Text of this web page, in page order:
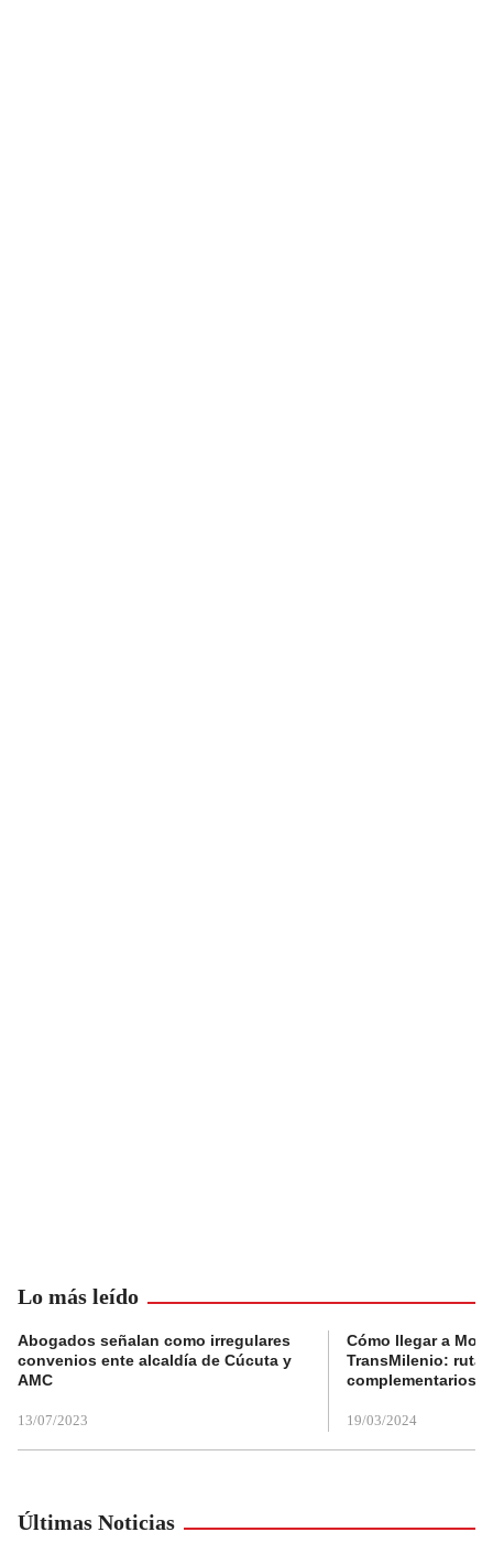
Lo más leído
Abogados señalan como irregulares
convenios ente alcaldía de Cúcuta y
AMC
13/07/2023
Cómo llegar a
TransMilenio:
complementarios
19/03/2024
Últimas Noticias